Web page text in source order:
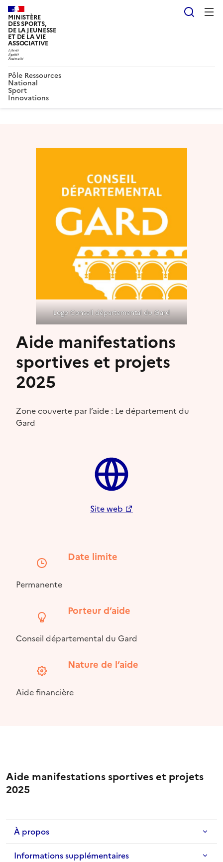
MINISTÈRE
DES SPORTS,
DE LA JEUNESSE
ET DE LA VIE
ASSOCIATIVE
Pôle Ressources
National
Sport
Innovations
Logo Conseil départemental du Gard
Aide manifestations
sportives et projets
2025
Zone couverte par l’aide : Le département du
Gard
Site web
Date limite
Permanente
Porteur d’aide
Conseil départemental du Gard
Nature de l’aide
Aide financière
Aide manifestations sportives et projets
2025
À propos
Informations supplémentaires